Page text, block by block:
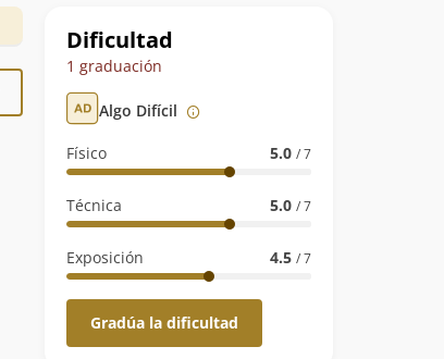
Datos
de
la
ruta
Dificultad
1 graduación
Algo Difícil
Físico 5.0 / 7
Técnica 5.0 / 7
Exposición 4.5 / 7
Gradúa la dificultad